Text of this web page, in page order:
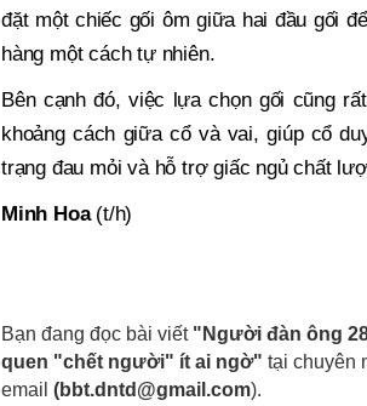
đặt một chiếc gối ôm giữa hai đầu gối
hàng một cách tự nhiên.
Bên cạnh đó, việc lựa chọn gối cũng
khoảng cách giữa cổ và vai, giúp cổ
trạng đau mỏi và hỗ trợ giấc ngủ chất
Minh Hoa (t/h)
Bạn đang đọc bài viết "Người đàn ông
quen "chết người" ít ai ngờ" tại chuyên
email (bbt.dntd@gmail.com).